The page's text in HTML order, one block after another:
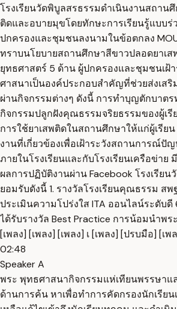
โรงเรียนวัดพิบูลสรธรรมดำเนินงานสถาน
ติดและอบายมุขโดยทักษะการเรียนรู้แบบ
ปกครองและชุมชนลงนามในข้อตกลง
ทราบนโยบายสถานศึกษาสีขาวปลอดยาเ
ยุทธศาสตร์ 5 ด้าน ผู้ปกครองและชุมชนเฝ้
ศาสนาเป็นองค์ประกอบสำคัญที่ช่วยส่งเส
ผ่านกิจกรรมต่างๆ ดังนี้ การทำบุญตักบาตร
กิจกรรมปลูกฝังคุณธรรมจริยธรรมของผู้เ
การใช้ยาเสพติดในสถานศึกษาให้แก่ผู้เรี
งานที่เกี่ยวข้องเพื่อเฝ้าระวังสถานการณ์ปั
ภายในโรงเรียนและกับโรงเรียนเครือข่า
ผลการปฏิบัติงานผ่าน Facebook โรงเรีย
ยอมรับดังนี้ 1. รางวัลโรงเรียนคุณธรรม ส
ประเมินความโปร่งใส ITA ออนไลน์ระดั
ได้รับรางวัล Best Practice การน้อมนำพ
[เพลง] [เพลง] [เพลง] เ [เพลง] [ปรบมือ] [เพ
02:48
Speaker A
พระ พุทธศาสนากิจกรรมแห่เทียนพรรษาแ
ด้านการค้น หาเพื่อทำการคัดกรองนักเรีย